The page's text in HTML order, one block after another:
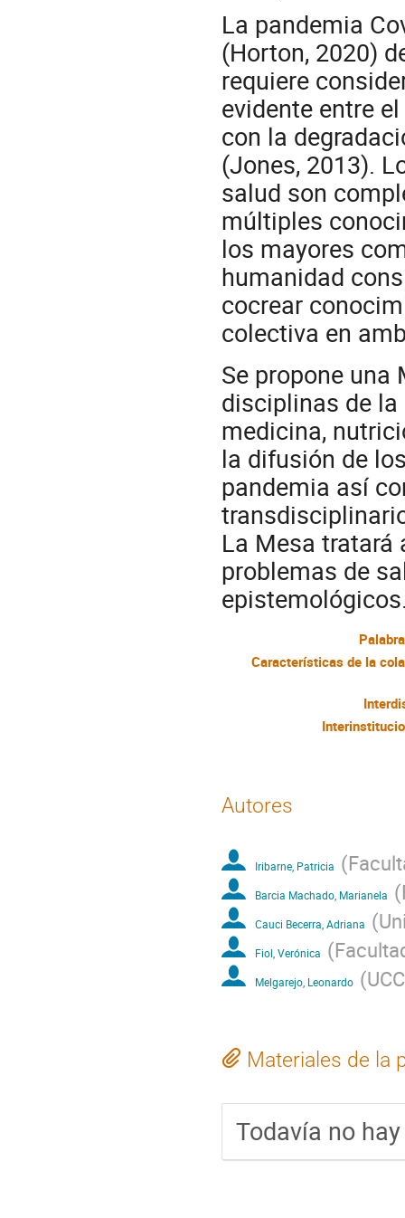
La pandemia
(Horton, 2020)
requiere
evidente entre
con la
(Jones, 2013).
salud son
múltiples
los mayores
humanidad
cocrear
colectiva en
Se propone una
disciplinas de
medicina,
la difusión de
pandemia así
La Mesa tratará
problemas de
Autores
Iribarne, Patricia (
Barcia Machado, Marianela (
Cauci Becerra, Adriana (
Fiol, Verónica (
Melgarejo, Leonardo (
Materiales de la
Todavía no